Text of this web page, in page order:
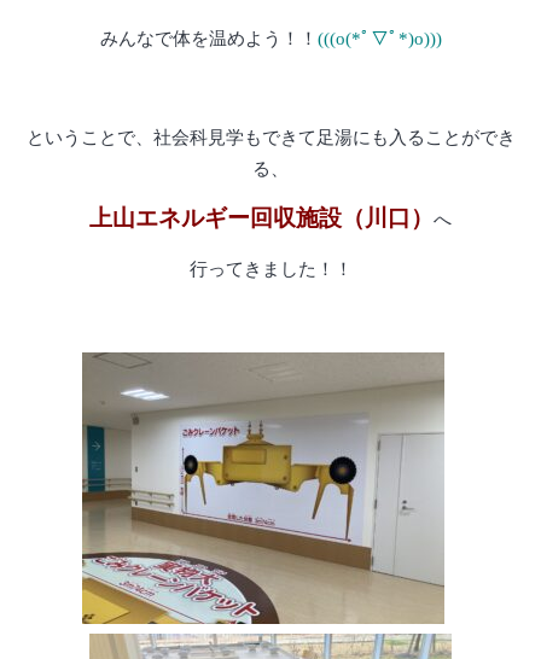
みんなで体を温めよう！！ (((o(*ﾟ▽ﾟ*)o)))
ということで、社会科見学もできて足湯にも入ることができ
る、
上山エネルギー回収施設（川口） へ
行ってきました！！